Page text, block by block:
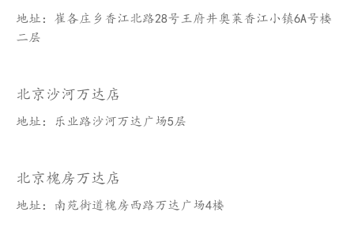
地址：崔各庄乡香江北路28号王府井奥莱香江小镇6A号楼
二层
北京沙河万达店
地址：乐业路沙河万达广场5层
北京槐房万达店
地址：南苑街道槐房西路万达广场4楼